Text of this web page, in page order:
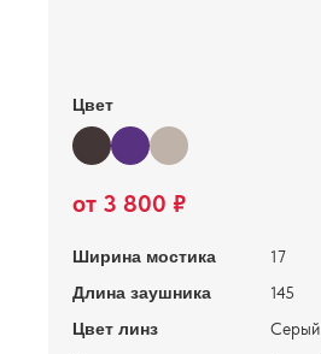
Цвет
Ширина мостика
17
Длина заушника
145
Цвет линз
Серый
от 3 800 ₽